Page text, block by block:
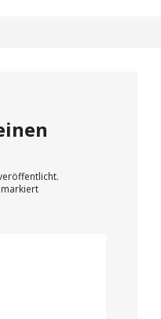
markiert